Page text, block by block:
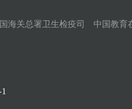
海关总署卫生检疫司 中国教育